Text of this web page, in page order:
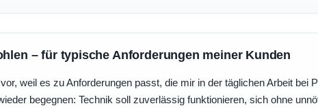
– für typische Anforderungen meiner Kunden
weil es zu Anforderungen passt, die mir in der täglichen Arbeit bei
begegnen: Technik soll zuverlässig funktionieren, sich ohne